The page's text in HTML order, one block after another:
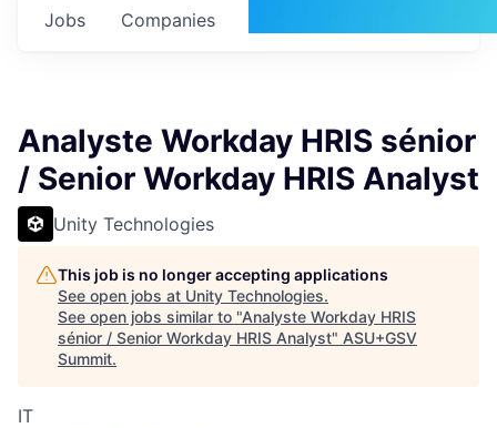
Jobs Companies
Analyste Workday HRIS sénior
/ Senior Workday HRIS Analyst
Unity Technologies
This job is no longer accepting applications
See open jobs at Unity Technologies.
See open jobs similar to "Analyste Workday HRIS
sénior / Senior Workday HRIS Analyst" ASU+GSV
Summit.
IT